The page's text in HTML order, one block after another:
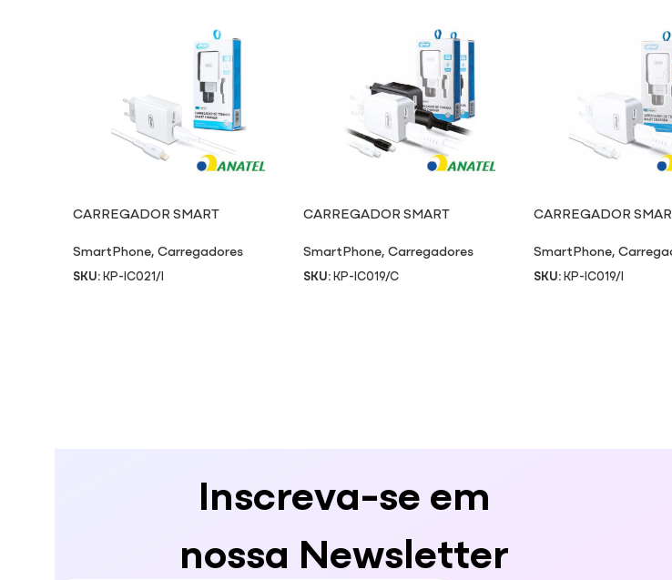
CARREGADOR SMART
SmartPhone,Carregadores
SKU:KP-IC021/I
CARREGADOR SMART
SmartPhone,Carregadores
SKU:KP-IC019/C
CARREGADOR
SmartPhone,
SKU:KP-IC019/I
Inscreva-se em
nossa Newsletter